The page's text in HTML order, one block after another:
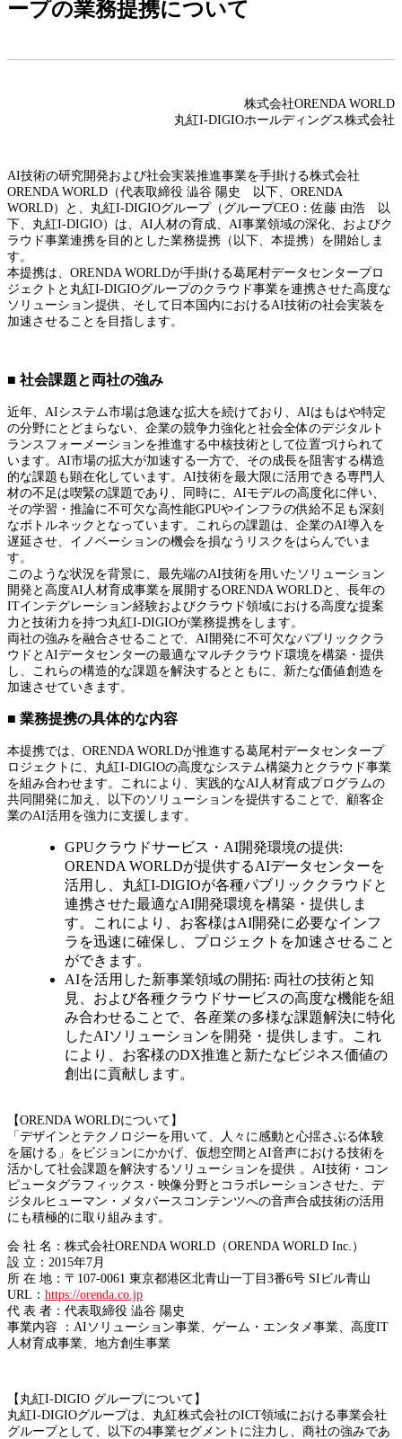
ープの業務提携について
株式会社ORENDA WORLD
丸紅I-DIGIOホールディングス株式会社
AI技術の研究開発および社会実装推進事業を手掛ける株式会社
ORENDA WORLD（代表取締役 澁谷 陽史 以下、ORENDA
WORLD）と、丸紅I-DIGIOグループ（グループCEO：佐藤 由浩 以
下、丸紅I-DIGIO）は、AI人材の育成、AI事業領域の深化、およびク
ラウド事業連携を目的とした業務提携（以下、本提携）を開始しま
す。
本提携は、ORENDA WORLDが手掛ける葛尾村データセンタープロ
ジェクトと丸紅I-DIGIOグループのクラウド事業を連携させた高度な
ソリューション提供、そして日本国内におけるAI技術の社会実装を
加速させることを目指します。
■ 社会課題と両社の強み
近年、AIシステム市場は急速な拡大を続けており、AIはもはや特定
の分野にとどまらない、企業の競争力強化と社会全体のデジタルト
ランスフォーメーションを推進する中核技術として位置づけられて
います。AI市場の拡大が加速する一方で、その成長を阻害する構造
的な課題も顕在化しています。AI技術を最大限に活用できる専門人
材の不足は喫緊の課題であり、同時に、AIモデルの高度化に伴い、
その学習・推論に不可欠な高性能GPUやインフラの供給不足も深刻
なボトルネックとなっています。これらの課題は、企業のAI導入を
遅延させ、イノベーションの機会を損なうリスクをはらんでいま
す。
このような状況を背景に、最先端のAI技術を用いたソリューション
開発と高度AI人材育成事業を展開するORENDA WORLDと、長年の
ITインテグレーション経験およびクラウド領域における高度な提案
力と技術力を持つ丸紅I-DIGIOが業務提携をします。
両社の強みを融合させることで、AI開発に不可欠なパブリッククラ
ウドとAIデータセンターの最適なマルチクラウド環境を構築・提供
し、これらの構造的な課題を解決するとともに、新たな価値創造を
加速させていきます。
■ 業務提携の具体的な内容
本提携では、ORENDA WORLDが推進する葛尾村データセンタープ
ロジェクトに、丸紅I-DIGIOの高度なシステム構築力とクラウド事業
を組み合わせます。これにより、実践的なAI人材育成プログラムの
共同開発に加え、以下のソリューションを提供することで、顧客企
業のAI活用を強力に支援します。
GPUクラウドサービス・AI開発環境の提供:
ORENDA WORLDが提供するAIデータセンターを
活用し、丸紅I-DIGIOが各種パブリッククラウドと
連携させた最適なAI開発環境を構築・提供しま
す。これにより、お客様はAI開発に必要なインフ
ラを迅速に確保し、プロジェクトを加速させること
ができます。
AIを活用した新事業領域の開拓: 両社の技術と知
見、および各種クラウドサービスの高度な機能を組
み合わせることで、各産業の多様な課題解決に特化
したAIソリューションを開発・提供します。これ
により、お客様のDX推進と新たなビジネス価値の
創出に貢献します。
【ORENDA WORLDについて】
「デザインとテクノロジーを用いて、人々に感動と心揺さぶる体験
を届ける」をビジョンにかかげ、仮想空間とAI音声における技術を
活かして社会課題を解決するソリューションを提供 。AI技術・コン
ピュータグラフィックス・映像分野とコラボレーションさせた、デ
ジタルヒューマン・メタバースコンテンツへの音声合成技術の活用
にも積極的に取り組みます。
会 社 名：株式会社ORENDA WORLD（ORENDA WORLD Inc.）
設 立：2015年7月
所 在 地：〒107-0061 東京都港区北青山一丁目3番6号 SIビル青山
URL： https://orenda.co.jp
代 表 者：代表取締役 澁谷 陽史
事業内容 ：AIソリューション事業、ゲーム・エンタメ事業、高度IT
人材育成事業、地方創生事業
【丸紅I-DIGIO グループについて】
丸紅I-DIGIOグループは、丸紅株式会社のICT領域における事業会社
グループとして、以下の4事業セグメントに注力し、商社の強みであ